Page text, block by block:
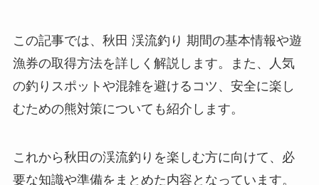
この記事では、秋田 渓流釣り 期間の基本情報や遊
漁券の取得方法を詳しく解説します。また、人気
の釣りスポットや混雑を避けるコツ、安全に楽し
むための熊対策についても紹介します。
これから秋田の渓流釣りを楽しむ方に向けて、必
要な知識や準備をまとめた内容となっています。